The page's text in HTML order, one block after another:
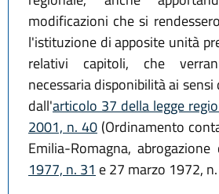
modificazioni che si
l'istituzione di apposite unità
relativi capitoli, che
necessaria disponibilità ai
dall'articolo 37 della legge
2001, n. 40 (Ordinamento
Emilia-Romagna, abrogazione
1977, n. 31 e 27 marzo 1972,